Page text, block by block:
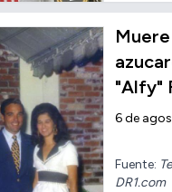
"Alfy"
6 de
Fuente:
DR1.com